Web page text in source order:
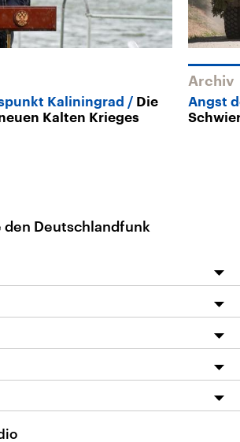
Kaliningrad
Die
Kalten Krieges
Archiv
Angst
den Deutschlandfunk
auf dlf.de
App
App